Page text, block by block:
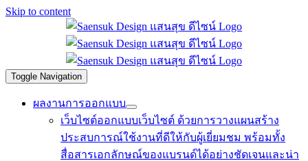
Skip to content
Toggle Navigation
ผลงานการออกแบบ
เว็บไซต์ออกแบบเว็บไซต์ ด้วยการวางแผนสร้าง
ประสบการณ์ใช้งานที่ดีให้กับผู้เยี่ยมชม พร้อมทั้ง
สื่อสารเอกลักษณ์ของแบรนด์ได้อย่างชัดเจนและน่า